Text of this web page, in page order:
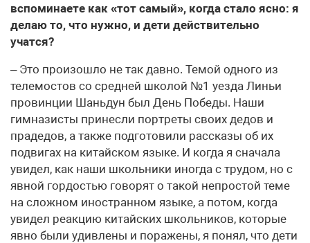
вспоминаете как «тот самый», когда стало ясно: я
делаю то, что нужно, и дети действительно
учатся?
– Это произошло не так давно. Темой одного из
телемостов со средней школой №1 уезда Линьи
провинции Шаньдун был День Победы. Наши
гимназисты принесли портреты своих дедов и
прадедов, а также подготовили рассказы об их
подвигах на китайском языке. И когда я сначала
увидел, как наши школьники иногда с трудом, но с
явной гордостью говорят о такой непростой теме
на сложном иностранном языке, а потом, когда
увидел реакцию китайских школьников, которые
явно были удивлены и поражены, я понял, что дети